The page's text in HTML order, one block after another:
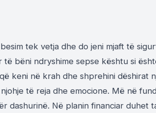
tek vetja dhe do jeni mjaft të
bëni ndryshime sepse kështu si
keni në krah dhe shprehini dëshirat
të reja dhe emocione. Më në
dashurinë. Në planin financiar duhet